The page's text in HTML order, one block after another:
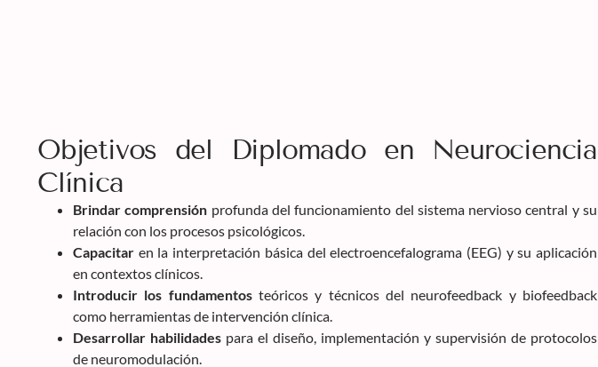
Objetivos del Diplomado en Neurociencia
Clínica
Brindar comprensión profunda del funcionamiento del sistema nervioso central y su
relación con los procesos psicológicos.
Capacitar en la interpretación básica del electroencefalograma (EEG) y su aplicación
en contextos clínicos.
Introducir los fundamentosteóricos y técnicos del neurofeedback y biofeedback
como herramientas de intervención clínica.
Desarrollar habilidades para el diseño, implementación y supervisión de protocolos
de neuromodulación.